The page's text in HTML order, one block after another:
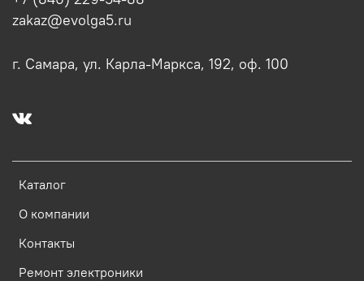
Каталог
О компании
Контакты
Ремонт электроники
zakaz@evolga5.ru
г. Самара, ул. Карла-Маркса, 192, оф. 100